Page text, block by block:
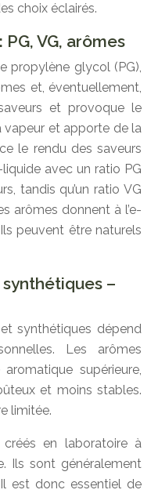
choix éclairés.
VG, arômes
propylène glycol (PG),
et, éventuellement,
et provoque le
vapeur et apporte de la
le rendu des saveurs
avec un ratio PG
tandis qu’un ratio VG
arômes donnent à l’e-
peuvent être naturels
–
synthétiques dépend
Les arômes
supérieure,
et moins stables.
limitée.
en laboratoire à
Ils sont généralement
est donc essentiel de